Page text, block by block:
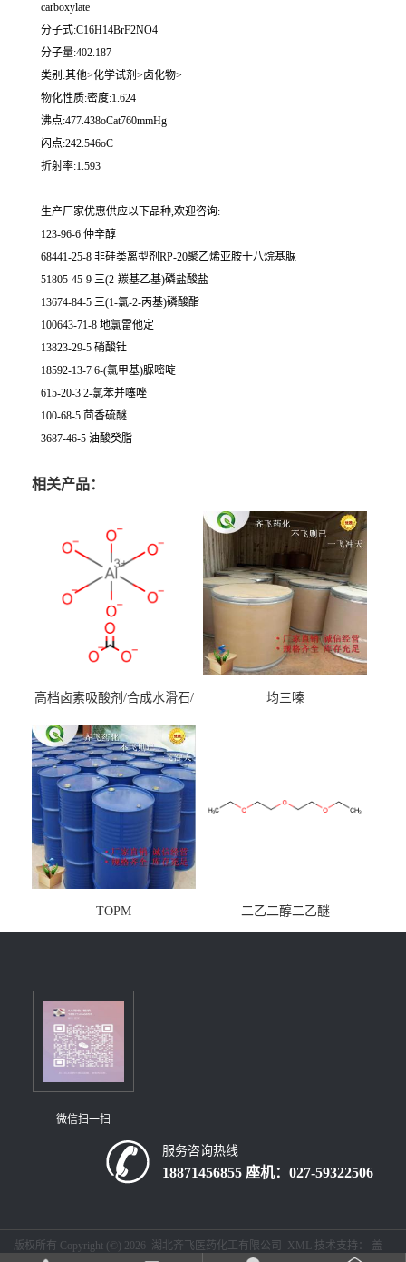
carboxylate
分子式:C16H14BrF2NO4
分子量:402.187
类别:其他>化学试剂>卤化物>
物化性质:密度:1.624
沸点:477.438oCat760mmHg
闪点:242.546oC
折射率:1.593
生产厂家优惠供应以下品种,欢迎咨询:
123-96-6 仲辛醇
68441-25-8 非硅类离型剂RP-20聚乙烯亚胺十八烷基脲
51805-45-9 三(2-羰基乙基)磷盐酸盐
13674-84-5 三(1-氯-2-丙基)磷酸酯
100643-71-8 地氯雷他定
13823-29-5 硝酸钍
18592-13-7 6-(氯甲基)脲嘧啶
615-20-3 2-氯苯并噻唑
100-68-5 茴香硫醚
3687-46-5 油酸癸脂
相关产品：
高档卤素吸酸剂/合成水滑石/
均三嗪
TOPM 二乙二醇二乙醚
微信扫一扫
服务咨询热线
18871456855 座机：027-59322506
版权所有 Copyright (©) 2026 湖北齐飞医药化工有限公司 XML 技术支持： 盖